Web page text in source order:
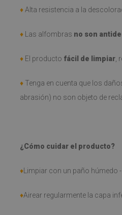
♦ Alta resistencia a la
♦ Las alfombras no son
♦ El producto fácil de limpiar
♦ Tenga en cuenta que los
abrasión) no son objeto de
¿Cómo cuidar el producto?
♦Limpiar con un paño húmedo
♦Airear regularmente la capa